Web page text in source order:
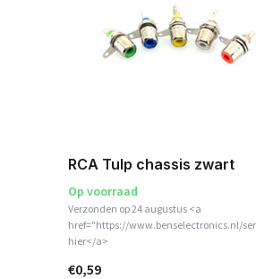
RCA Tulp chassis zwart
Op voorraad
Verzonden op 24 augustus <a
href="https://www.benselectronics.nl/
hier</a>
€0,59